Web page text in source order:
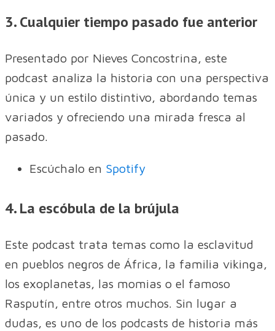
3. Cualquier tiempo pasado fue anterior
Presentado por Nieves Concostrina, este
podcast analiza la historia con una perspectiva
única y un estilo distintivo, abordando temas
variados y ofreciendo una mirada fresca al
pasado.
Escúchalo en Spotify
4. La escóbula de la brújula
Este podcast trata temas como la esclavitud
en pueblos negros de África, la familia vikinga,
los exoplanetas, las momias o el famoso
Rasputín, entre otros muchos. Sin lugar a
dudas, es uno de los podcasts de historia más